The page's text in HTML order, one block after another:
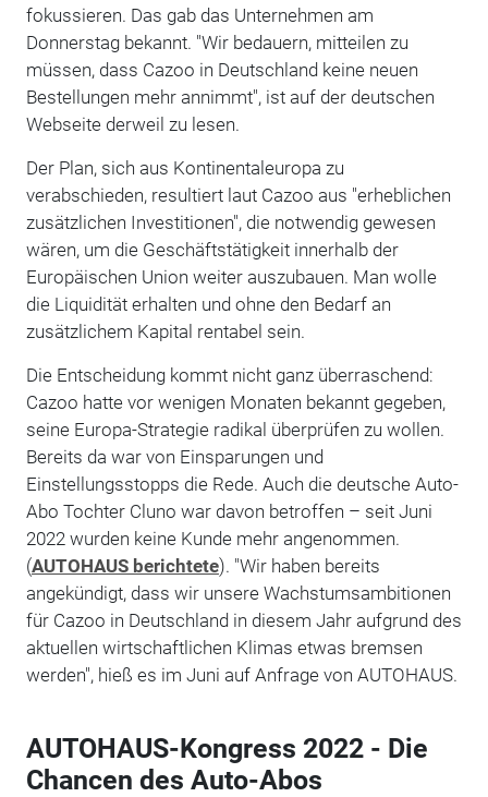
fokussieren. Das gab das Unternehmen am
Donnerstag bekannt. "Wir bedauern, mitteilen zu
müssen, dass Cazoo in Deutschland keine neuen
Bestellungen mehr annimmt", ist auf der deutschen
Webseite derweil zu lesen.
Der Plan, sich aus Kontinentaleuropa zu
verabschieden, resultiert laut Cazoo aus "erheblichen
zusätzlichen Investitionen", die notwendig gewesen
wären, um die Geschäftstätigkeit innerhalb der
Europäischen Union weiter auszubauen. Man wolle
die Liquidität erhalten und ohne den Bedarf an
zusätzlichem Kapital rentabel sein.
Die Entscheidung kommt nicht ganz überraschend:
Cazoo hatte vor wenigen Monaten bekannt gegeben,
seine Europa-Strategie radikal überprüfen zu wollen.
Bereits da war von Einsparungen und
Einstellungsstopps die Rede. Auch die deutsche Auto-
Abo Tochter Cluno war davon betroffen – seit Juni
2022 wurden keine Kunde mehr angenommen.
(AUTOHAUS berichtete). "Wir haben bereits
angekündigt, dass wir unsere Wachstumsambitionen
für Cazoo in Deutschland in diesem Jahr aufgrund des
aktuellen wirtschaftlichen Klimas etwas bremsen
werden", hieß es im Juni auf Anfrage von AUTOHAUS.
AUTOHAUS-Kongress 2022 - Die
Chancen des Auto-Abos